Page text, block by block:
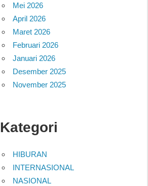
Mei 2026
April 2026
Maret 2026
Februari 2026
Januari 2026
Desember 2025
November 2025
Kategori
HIBURAN
INTERNASIONAL
NASIONAL